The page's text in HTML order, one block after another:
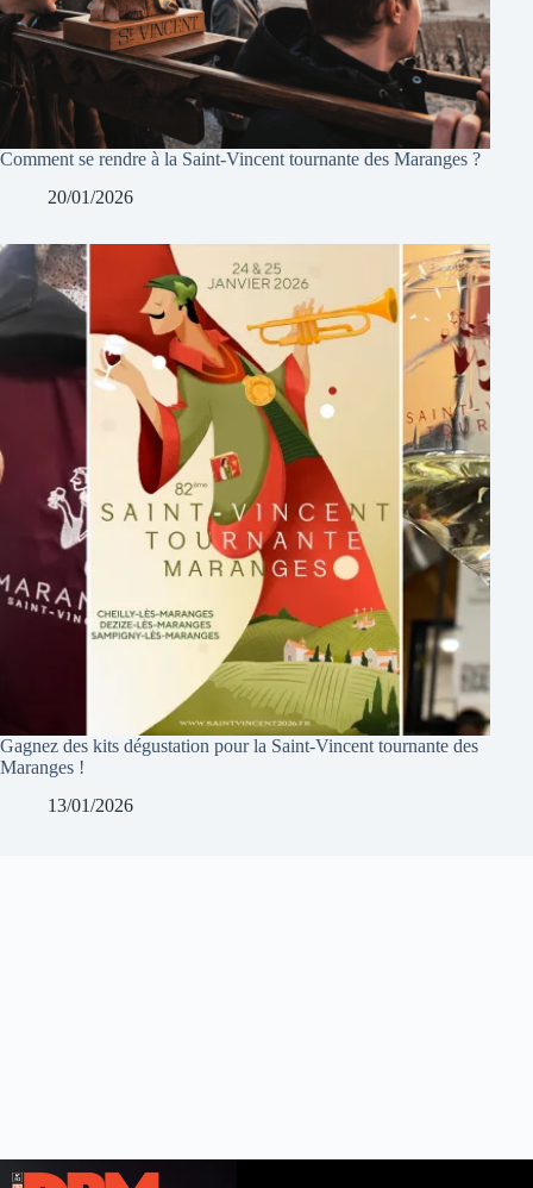
Comment se rendre à la Saint-Vincent tournante des Maranges ?
20/01/2026
Gagnez des kits dégustation pour la Saint-Vincent tournante des
Maranges !
13/01/2026